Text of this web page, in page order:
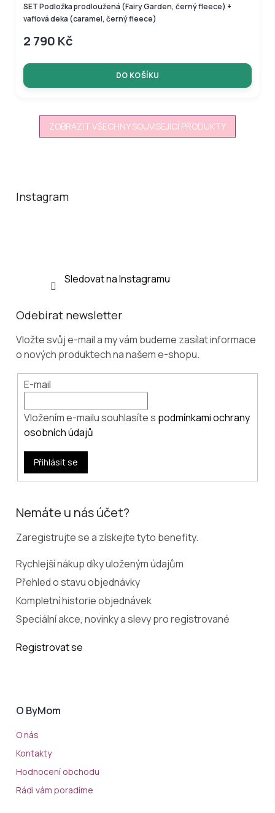
SET Podložka prodloužená (Fairy Garden, černý fleece) +
vaflová deka (caramel, černý fleece)
2 790 Kč
DO KOŠÍKU
ZOBRAZIT VŠECHNY SOUVISEJÍCÍ PRODUKTY
Instagram
Sledovat na Instagramu
Odebírat newsletter
Vložte svůj e-mail a my vám budeme zasílat informace
o nových produktech na našem e-shopu.
E-mail
Vložením e-mailu souhlasíte s podmínkami ochrany
osobních údajů
Přihlásit se
Nemáte u nás účet?
Zaregistrujte se a získejte tyto benefity.
Rychlejší nákup díky uloženým údajům
Přehled o stavu objednávky
Kompletní historie objednávek
Speciální akce, novinky a slevy pro registrované
Registrovat se
O ByMom
O nás
Kontakty
Hodnocení obchodu
Rádi vám poradíme